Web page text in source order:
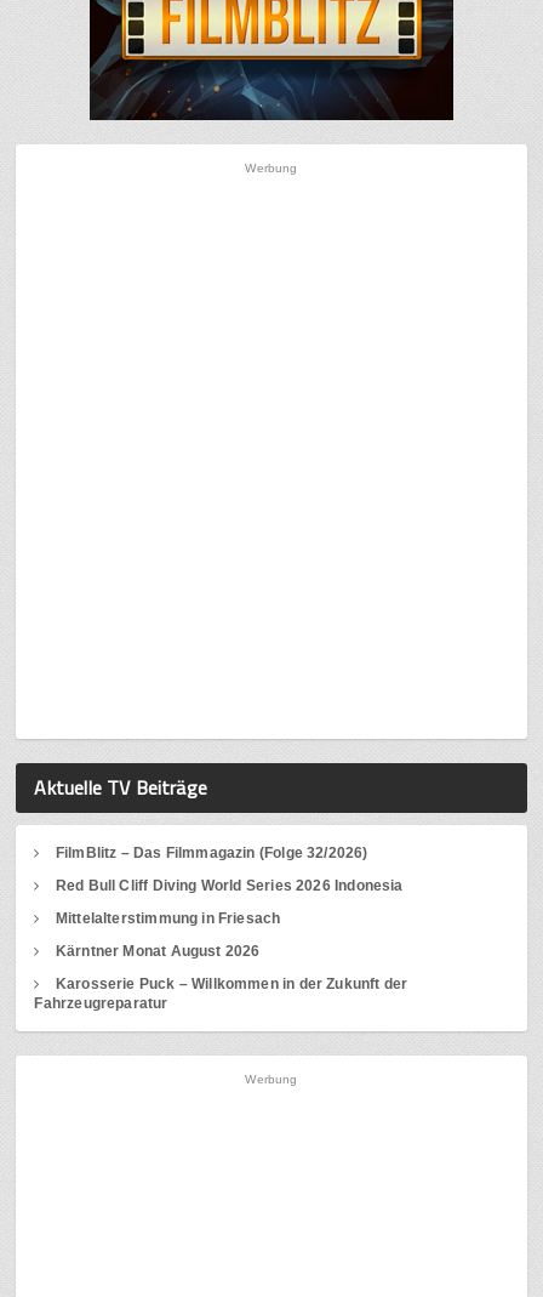
Werbung
Aktuelle TV Beiträge
FilmBlitz – Das Filmmagazin (Folge 32/2026)
Red Bull Cliff Diving World Series 2026 Indonesia
Mittelalterstimmung in Friesach
Kärntner Monat August 2026
Karosserie Puck – Willkommen in der Zukunft der
Fahrzeugreparatur
Werbung